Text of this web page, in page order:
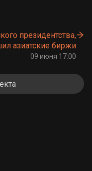
президентства,
азиатские биржи
09 июня 17:00